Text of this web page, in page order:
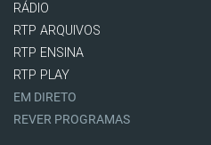
RÁDIO
RTP ARQUIVOS
RTP ENSINA
RTP PLAY
EM DIRETO
REVER PROGRAMAS